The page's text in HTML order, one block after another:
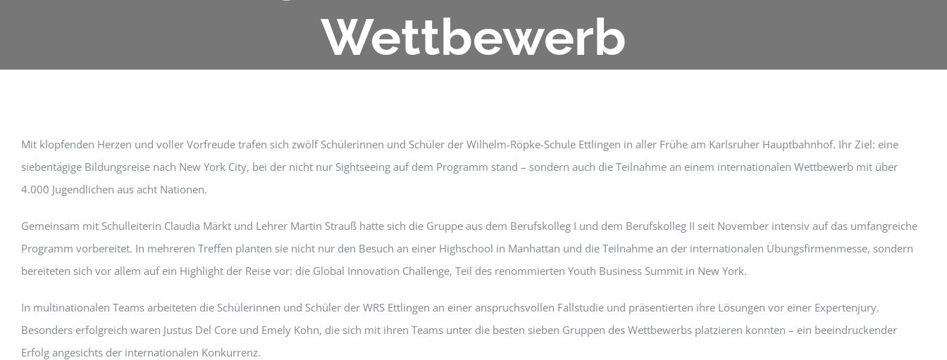
Wettbewerb
Mit klopfenden Herzen und voller Vorfreude trafen sich zwölf Schülerinnen und Schüler der Wilhelm-Röpke-Schule Ettlingen in aller Frühe am Karlsruher Hauptbahnhof. Ihr Ziel: eine
siebentägige Bildungsreise nach New York City, bei der nicht nur Sightseeing auf dem Programm stand – sondern auch die Teilnahme an einem internationalen Wettbewerb mit über
4.000 Jugendlichen aus acht Nationen.
Gemeinsam mit Schulleiterin Claudia Märkt und Lehrer Martin Strauß hatte sich die Gruppe aus dem Berufskolleg I und dem Berufskolleg II seit November intensiv auf das umfangreiche
Programm vorbereitet. In mehreren Treffen planten sie nicht nur den Besuch an einer Highschool in Manhattan und die Teilnahme an der internationalen Übungsfirmenmesse, sondern
bereiteten sich vor allem auf ein Highlight der Reise vor: die Global Innovation Challenge, Teil des renommierten Youth Business Summit in New York.
In multinationalen Teams arbeiteten die Schülerinnen und Schüler der WRS Ettlingen an einer anspruchsvollen Fallstudie und präsentierten ihre Lösungen vor einer Expertenjury.
Besonders erfolgreich waren Justus Del Core und Emely Kohn, die sich mit ihren Teams unter die besten sieben Gruppen des Wettbewerbs platzieren konnten – ein beeindruckender
Erfolg angesichts der internationalen Konkurrenz.